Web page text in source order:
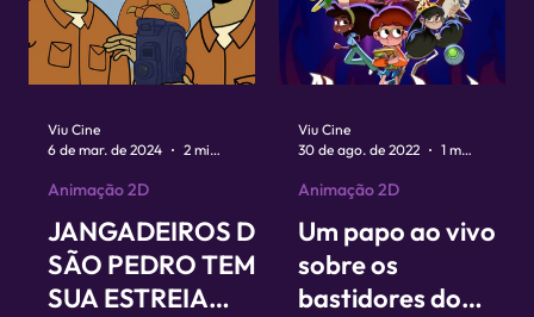
JANGADEIROS DE
SÃO PEDRO TEM
SUA ESTREIA
Animação 2D
Viu Cine
6 de mar. de 2024
2 min de leitura
Um papo ao vivo
sobre os
bastidores do
Animação 2D
Viu Cine
30 de ago. de 2022
1 min de leitura